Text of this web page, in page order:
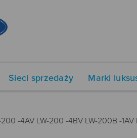
Sieci sprzedaży Marki
-4AV LW-200 -4BV LW-200B -